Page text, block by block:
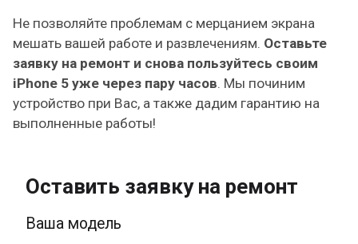
Не позволяйте проблемам с мерцанием экрана
мешать вашей работе и развлечениям. Оставьте
заявку на ремонт и снова пользуйтесь своим
iPhone 5 уже через пару часов. Мы починим
устройство при Вас, а также дадим гарантию на
выполненные работы!
Оставить заявку на ремонт
Ваша модель